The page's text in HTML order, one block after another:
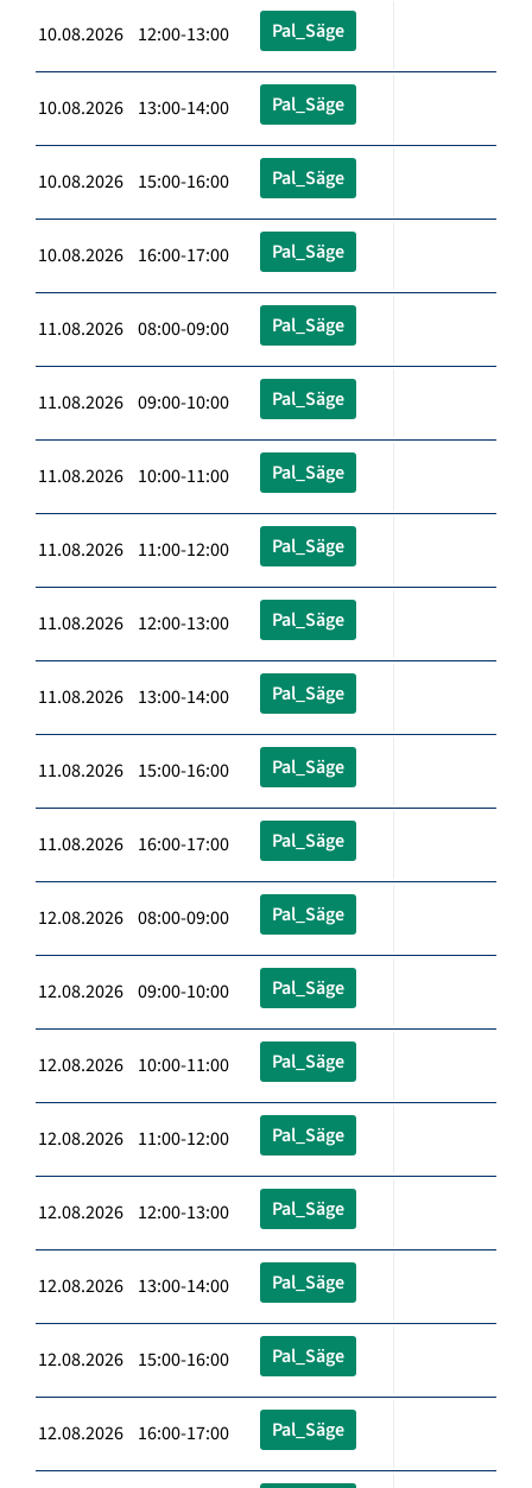
10.08.2026 12:00-13:00 Pal_Säge
10.08.2026 13:00-14:00 Pal_Säge
10.08.2026 15:00-16:00 Pal_Säge
10.08.2026 16:00-17:00 Pal_Säge
11.08.2026 08:00-09:00 Pal_Säge
11.08.2026 09:00-10:00 Pal_Säge
11.08.2026 10:00-11:00 Pal_Säge
11.08.2026 11:00-12:00 Pal_Säge
11.08.2026 12:00-13:00 Pal_Säge
11.08.2026 13:00-14:00 Pal_Säge
11.08.2026 15:00-16:00 Pal_Säge
11.08.2026 16:00-17:00 Pal_Säge
12.08.2026 08:00-09:00 Pal_Säge
12.08.2026 09:00-10:00 Pal_Säge
12.08.2026 10:00-11:00 Pal_Säge
12.08.2026 11:00-12:00 Pal_Säge
12.08.2026 12:00-13:00 Pal_Säge
12.08.2026 13:00-14:00 Pal_Säge
12.08.2026 15:00-16:00 Pal_Säge
12.08.2026 16:00-17:00 Pal_Säge